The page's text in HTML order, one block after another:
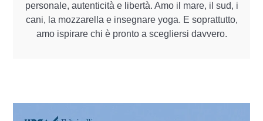
personale, autenticità e libertà. Amo il mare, il sud, i
cani, la mozzarella e insegnare yoga. E soprattutto,
amo ispirare chi è pronto a scegliersi davvero.